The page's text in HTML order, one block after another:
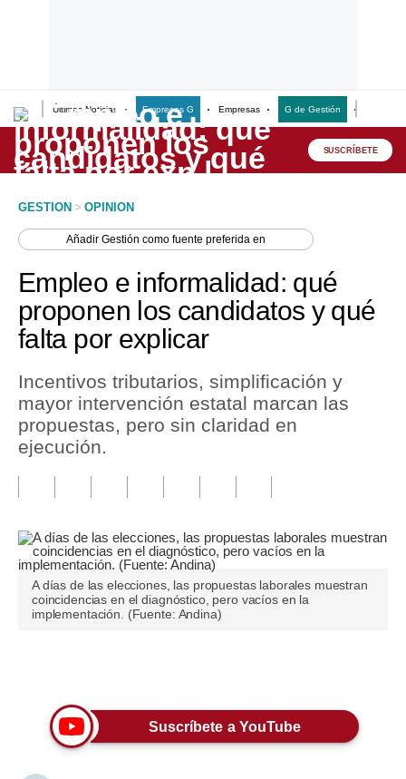
Últimas Noticias Empresas G Empresas G de Gestión
Lo último
Peru Quiosco
Economía
Mercados
Política
Tu Dinero
Finanzas Personales
Plus G
Opinión
Editorial
Tendencias
SUSCRÍBETE
GESTION > OPINION
AñadirGestión como fuente preferida en
Empleo e informalidad: qué
proponen los candidatos y qué
falta por explicar
Incentivos tributarios, simplificación y
mayor intervención estatal marcan las
propuestas, pero sin claridad en
ejecución.
A días de las elecciones, las propuestas laborales muestran
coincidencias en el diagnóstico, pero vacíos en la
implementación. (Fuente: Andina)
Suscríbete a YouTube